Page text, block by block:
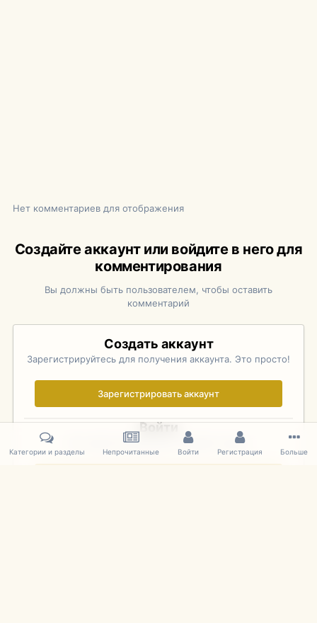
Нет комментариев для отображения
Создайте аккаунт или войдите в него для
комментирования
Вы должны быть пользователем, чтобы оставить
комментарий
Создать аккаунт
Зарегистрируйтесь для получения аккаунта. Это просто!
Зарегистрировать аккаунт
Войти
Уже зарегистрированы? Войдите здесь.
Категории и разделы Непрочитанные Войти Регистрация Больше